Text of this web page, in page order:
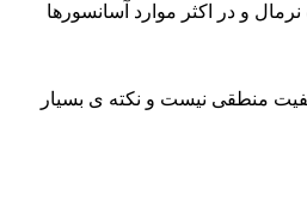
و در اکثر موارد آسانسورها
منطقی نیست و نکته ی بسیار